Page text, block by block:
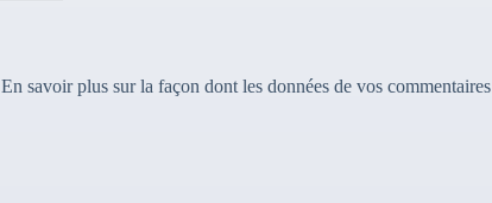
En savoir plus sur la façon dont les données de vos commentaires